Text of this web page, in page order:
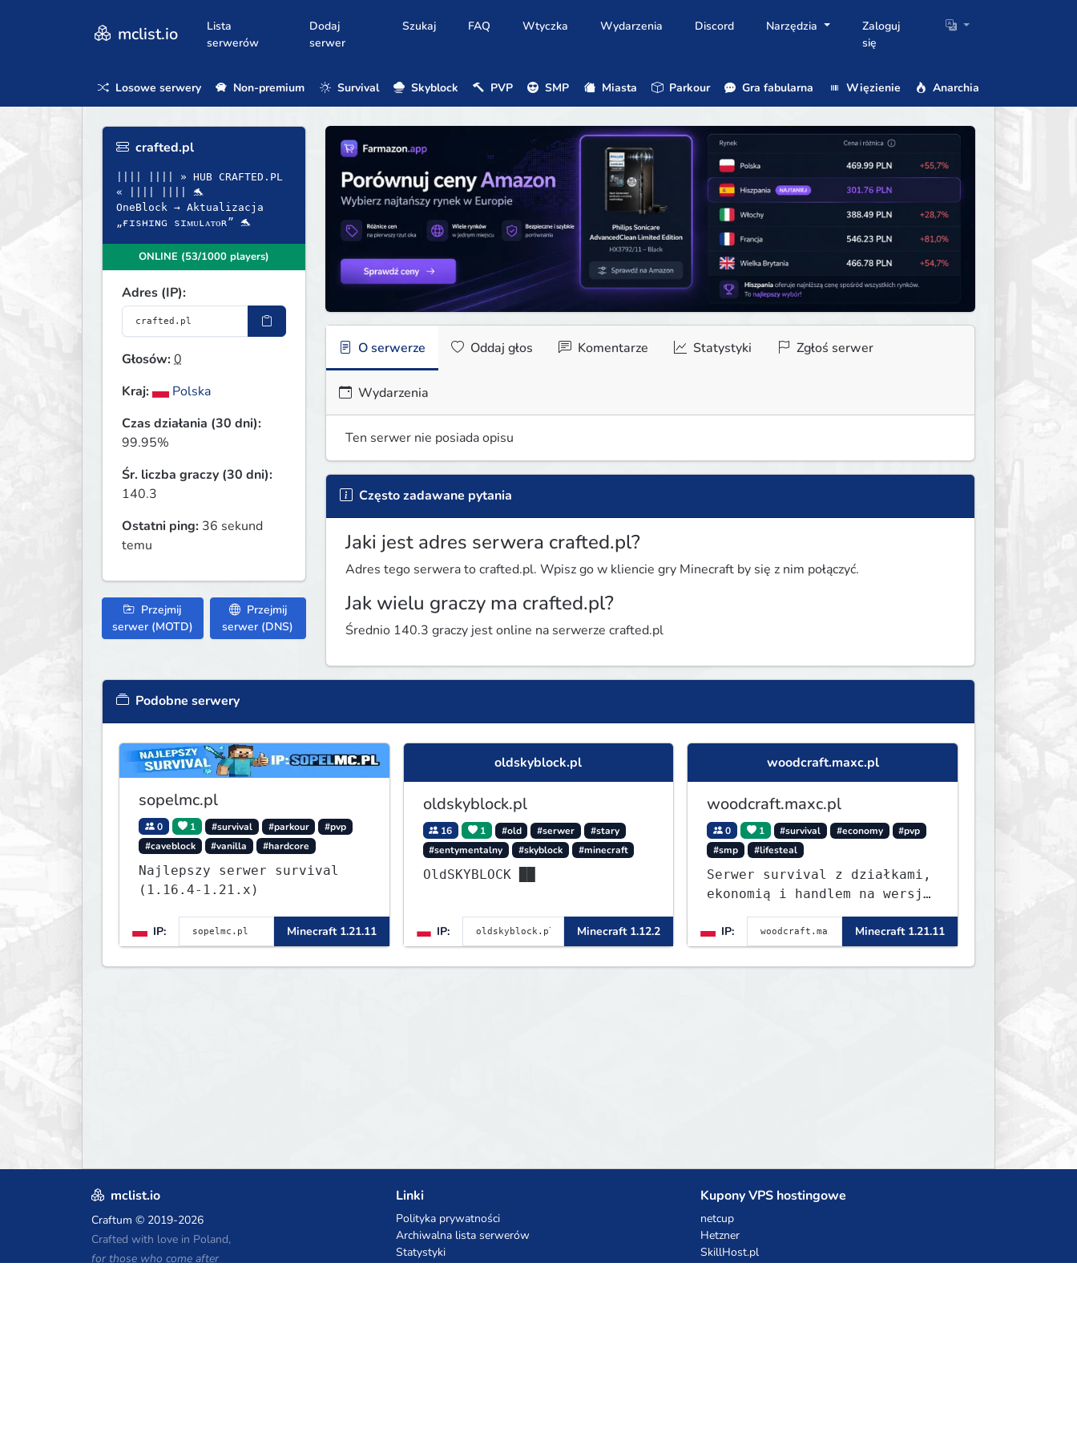
mclist.io
Lista
serwerów
Dodaj
serwer
Szukaj FAQ Wtyczka Wydarzenia Discord Narzędzia
Zaloguj
się
Losowe serwery Non-premium Survival Skyblock PVP SMP Miasta Parkour Gra fabularna Więzienie Anarchia
crafted.pl
|||| |||| » HUB CRAFTED.PL
« |||| |||| 🐬
OneBlock → Aktualizacja
„ғɪsʜɪɴɢ sɪᴍᴜʟᴀᴛᴏʀ” 🐬
ONLINE (53/1000 players)
Adres (IP):
Głosów:0
Kraj:
Polska
Czas działania (30 dni):
99.95%
Śr. liczba graczy (30 dni):
140.3
Ostatni ping: 36 sekund
temu
Przejmij
serwer (MOTD)
Przejmij
serwer (DNS)
O serwerze Oddaj głos Komentarze Statystyki Zgłoś serwer
Wydarzenia
Ten serwer nie posiada opisu
Często zadawane pytania
Jaki jest adres serwera crafted.pl?
Adres tego serwera to crafted.pl. Wpisz go w kliencie gry Minecraft by się z nim połączyć.
Jak wielu graczy ma crafted.pl?
Średnio 140.3 graczy jest online na serwerze crafted.pl
Podobne serwery
sopelmc.pl
0 1 #survival #parkour
#pvp
#caveblock
#vanilla #hardcore
Najlepszy serwer survival
(1.16.4-1.21.x)
IP: Minecraft 1.21.11
oldskyblock.pl
oldskyblock.pl
16 1 #old #serwer
#stary
#sentymentalny
#skyblock #minecraft
OldSKYBLOCK ██
IP: Minecraft 1.12.2
woodcraft.maxc.pl
woodcraft.maxc.pl
0 1 #survival #economy
#pvp
#smp
#lifesteal
Serwer survival z działkami,
ekonomią i handlem na wersję
IP:
Minecraft 1.21.11
mclist.io
Craftum © 2019-2026
Crafted with love in Poland,
for those who come after
Linki
Polityka prywatności
Archiwalna lista serwerów
Statystyki
Kupony VPS hostingowe
netcup
Hetzner
SkillHost.pl